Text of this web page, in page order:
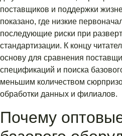
поставщиков и поддержки
показано, где низкие
последующие риски при
стандартизации. К концу
основу для сравнения
спецификаций и поиска
меньшим количеством
обработки данных и филиалов.
Почему